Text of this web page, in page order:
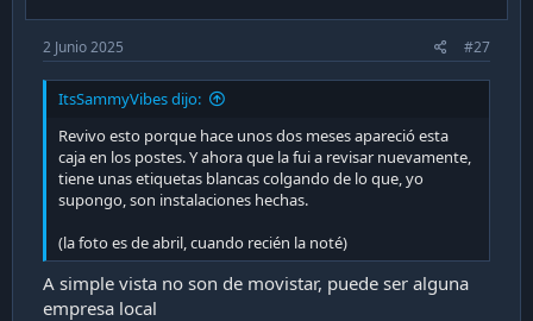
2 Junio 2025 #27
ItsSammyVibes dijo:
Revivo esto porque hace unos dos meses apareció esta
caja en los postes. Y ahora que la fui a revisar nuevamente,
tiene unas etiquetas blancas colgando de lo que, yo
supongo, son instalaciones hechas.
(la foto es de abril, cuando recién la noté)
A simple vista no son de movistar, puede ser alguna
empresa local